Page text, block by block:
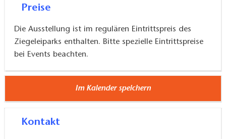
Preise
Die Ausstellung ist im regulären Eintrittspreis des
Ziegeleiparks enthalten. Bitte spezielle Eintrittspreise
bei Events beachten.
Im Kalender speichern
Kontakt